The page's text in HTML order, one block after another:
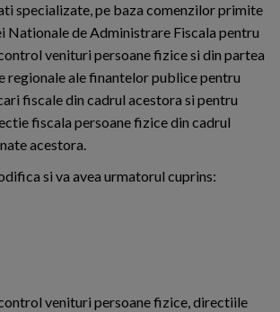
specializate, pe baza comenzilor primite
Nationale de Administrare Fiscala pentru
venituri persoane fizice si din partea
regionale ale finantelor publice pentru
fiscale din cadrul acestora si pentru
fiscala persoane fizice din cadrul
acestora.
si va avea urmatorul cuprins:
venituri persoane fizice, directiile